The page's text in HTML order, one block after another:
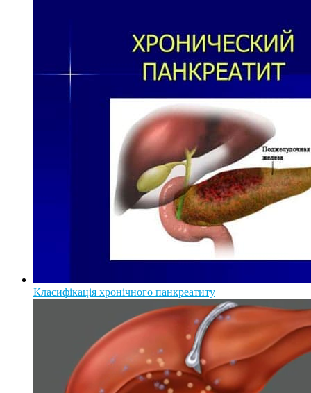
Класифікація хронічного панкреатиту